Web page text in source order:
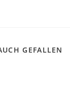
GEFALLEN